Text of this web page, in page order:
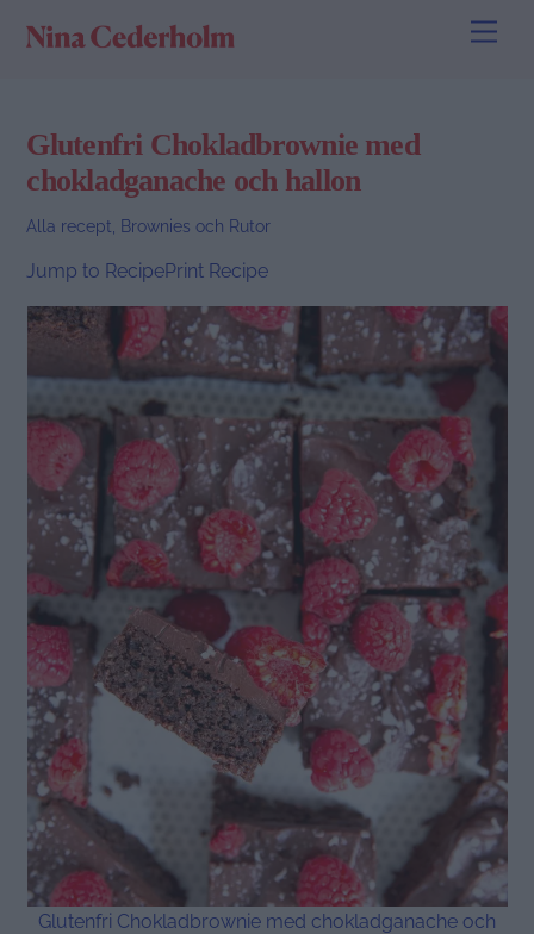
Glutenfri Chokladbrownie med
chokladganache och hallon
Alla recept Brownies och Rutor
Jump to RecipePrint Recipe
Glutenfri Chokladbrownie med chokladganache och